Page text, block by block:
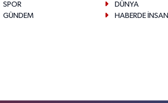
SPOR
DÜNYA
GÜNDEM
HABERDE İNSAN